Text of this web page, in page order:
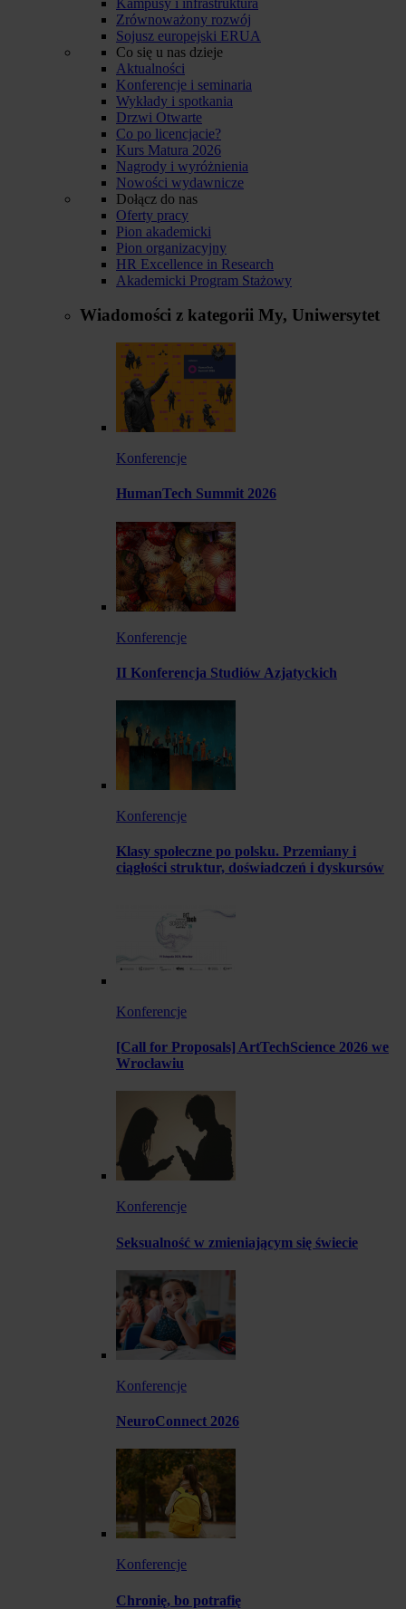
Zrównoważony rozwój
Sojusz europejski ERUA
Co się u nas dzieje
Aktualności
Konferencje i seminaria
Wykłady i spotkania
Drzwi Otwarte
Co po licencjacie?
Kurs Matura 2026
Nagrody i wyróżnienia
Nowości wydawnicze
Dołącz do nas
Oferty pracy
Pion akademicki
Pion organizacyjny
HR Excellence in Research
Akademicki Program Stażowy
Wiadomości z kategorii My, Uniwersytet
Konferencje
HumanTech Summit 2026
Konferencje
II Konferencja Studiów Azjatyckich
Konferencje
Klasy społeczne po polsku. Przemiany i
ciągłości struktur, doświadczeń i dyskursów
Konferencje
[Call for Proposals] ArtTechScience 2026 we
Wrocławiu
Konferencje
Seksualność w zmieniającym się świecie
Konferencje
NeuroConnect 2026
Konferencje
Chronię, bo potrafię